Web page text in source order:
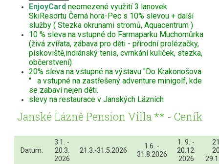
EnjoyCard neomezené využití 3 lanovek
SkiResortu Černá hora-Pec s 10% slevou + další
služby ( Stezka okrunami stromů, Aquacentrum )
10 % sleva na vstupné do Farmaparku Muchomůrka
(živá zvířata, zábava pro děti - přírodní prolézačky,
pískoviště,indiánský tenis, cvrnkání kuliček, stezka,
občerstvení)
20% sleva na vstupné na výstavu "Do Krakonošova
" a vstupné na zastřešený adventure minigolf, kde
se zabaví nejen děti.
slevy na restaurace v Janských Lázních
Janské Lázně Pension Villa ** - Ceník
Datum:
3.1. -
20.3.
2026
21.3.-31.5.2026
1.6. -
31.8.2026
1. 9. -
20.12.
2026